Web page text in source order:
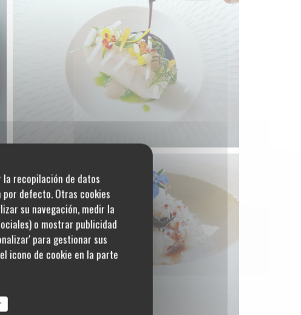
recopilación de datos
por defecto. Otras cookies
su navegación, medir la
o mostrar publicidad
para gestionar sus
icono de cookie en la parte